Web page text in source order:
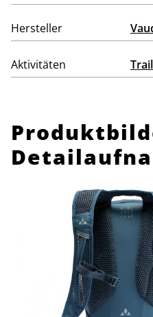
Hersteller
Aktivitäten